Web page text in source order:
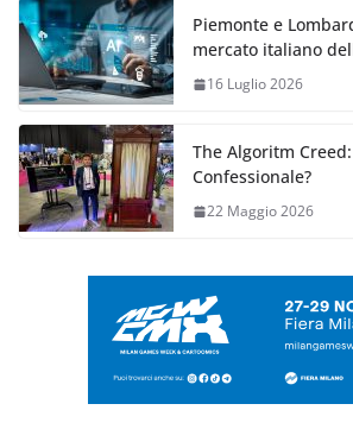
Piemonte e
mercato italiano
16 Luglio 2026
The Algoritm
Confessionale?
22 Maggio 2026